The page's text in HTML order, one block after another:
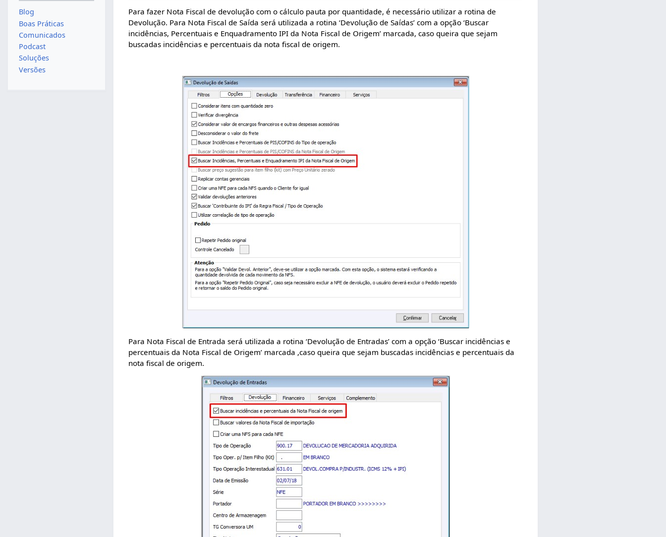
Para fazer Nota Fiscal de devolução com o cálculo pauta por quantidade, é necessário utilizar a rotina de
Devolução. Para Nota Fiscal de Saída será utilizada a rotina ‘Devolução de Saídas’ com a opção ‘Buscar
incidências, Percentuais e Enquadramento IPI da Nota Fiscal de Origem’ marcada, caso queira que sejam
buscadas incidências e percentuais da nota fiscal de origem.
Para Nota Fiscal de Entrada será utilizada a rotina ‘Devolução de Entradas’ com a opção ‘Buscar incidências e
percentuais da Nota Fiscal de Origem’ marcada ,caso queira que sejam buscadas incidências e percentuais da
nota fiscal de origem.
Blog
Boas Práticas
Comunicados
Podcast
Soluções
Versões